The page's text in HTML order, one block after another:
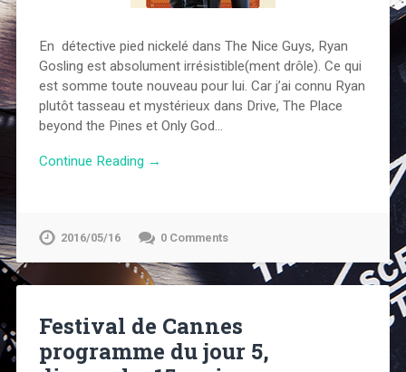
En détective pied nickelé dans The Nice Guys, Ryan
Gosling est absolument irrésistible(ment drôle). Ce qui
est somme toute nouveau pour lui. Car j’ai connu Ryan
plutôt tasseau et mystérieux dans Drive, The Place
beyond the Pines et Only God…
Continue Reading →
2016/05/16 0 Comments
Festival de Cannes
programme du jour 5,